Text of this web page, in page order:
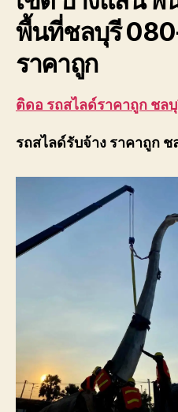
พื้นที่ชลบุรี
ราคาถูก
ติดอ รถสไลด์ราคาถูก ชล
รถสไลด์รับจ้าง ราคาถูก ช